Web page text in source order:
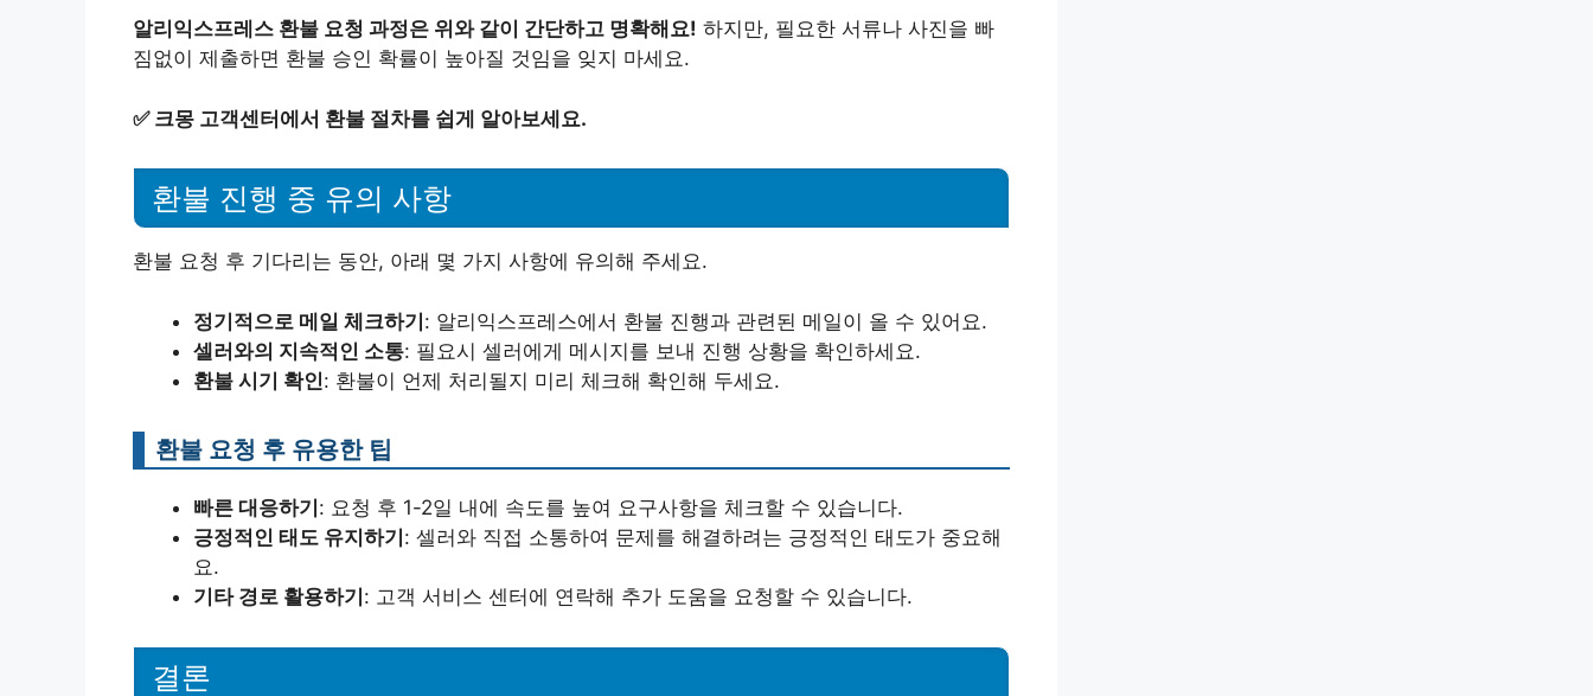
알리익스프레스 환불 요청 과정은 위와 같이 간단하고 명확해요! 하지만, 필요한 서류나 사진을 빠
짐없이 제출하면 환불 승인 확률이 높아질 것임을 잊지 마세요.
✅ 크몽 고객센터에서 환불 절차를 쉽게 알아보세요.
환불 진행 중 유의 사항
환불 요청 후 기다리는 동안, 아래 몇 가지 사항에 유의해 주세요.
정기적으로 메일 체크하기: 알리익스프레스에서 환불 진행과 관련된 메일이 올 수 있어요.
셀러와의 지속적인 소통: 필요시 셀러에게 메시지를 보내 진행 상황을 확인하세요.
환불 시기 확인: 환불이 언제 처리될지 미리 체크해 확인해 두세요.
환불 요청 후 유용한 팁
빠른 대응하기: 요청 후 1-2일 내에 속도를 높여 요구사항을 체크할 수 있습니다.
긍정적인 태도 유지하기: 셀러와 직접 소통하여 문제를 해결하려는 긍정적인 태도가 중요해
요.
기타 경로 활용하기: 고객 서비스 센터에 연락해 추가 도움을 요청할 수 있습니다.
결론